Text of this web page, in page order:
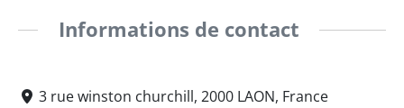
Informations de contact
3 rue winston churchill, 2000 LAON, France